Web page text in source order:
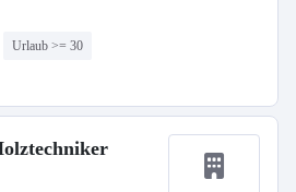
Urlaub >= 30